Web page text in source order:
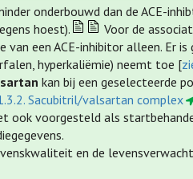
onderbouwd dan de ACE-
hoest).
Voor de
van een ACE-inhibitor alleen.
hyperkaliëmie) neemt toe [
kan bij een geselecteerde
Sacubitril/valsartan complex
ook voorgesteld als
en de